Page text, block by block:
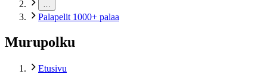
Palapelit 1000+ palaa
Murupolku
Etusivu